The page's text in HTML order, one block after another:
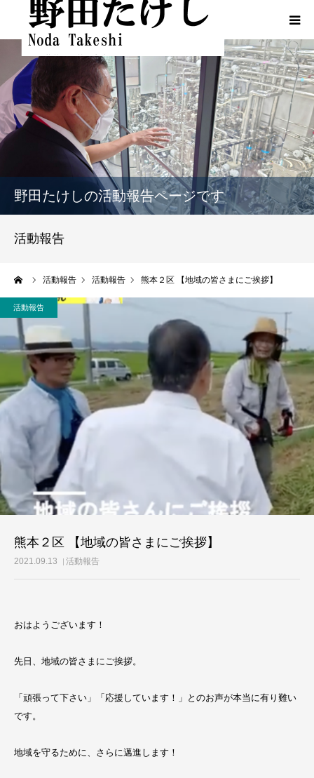
野田たけしの活動報告ページです
活動報告
活動報告 活動報告 熊本２区 【地域の皆さまにご挨拶】
活動報告
熊本２区 【地域の皆さまにご挨拶】
2021.09.13 活動報告
おはようございます！
先日、地域の皆さまにご挨拶。
「頑張って下さい」「応援しています！」とのお声が本当に有り難い
です。
地域を守るために、さらに邁進します！
HOME
プロフィール
ふるさとでの実績
政策
動画一覧
活動レポート
ご意見・メール